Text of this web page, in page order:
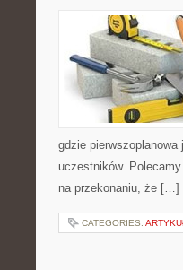
gdzie
uczestników.
na przekonaniu, że […]
CATEGORIES: